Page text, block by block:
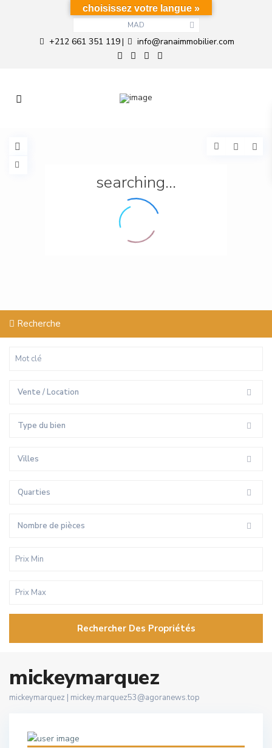
MAD
+212 661 351 119| info@ranaimmobilier.com
searching...
Recherche
Vente / Location
Type du bien
Villes
Quarties
Nombre de pièces
Rechercher Des Propriétés
mickeymarquez
mickeymarquez | mickey.marquez53@agoranews.top
choisissez votre langue »